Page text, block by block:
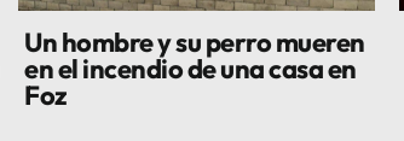
Un hombre y su perro mueren
en el incendio de una casa en
Foz